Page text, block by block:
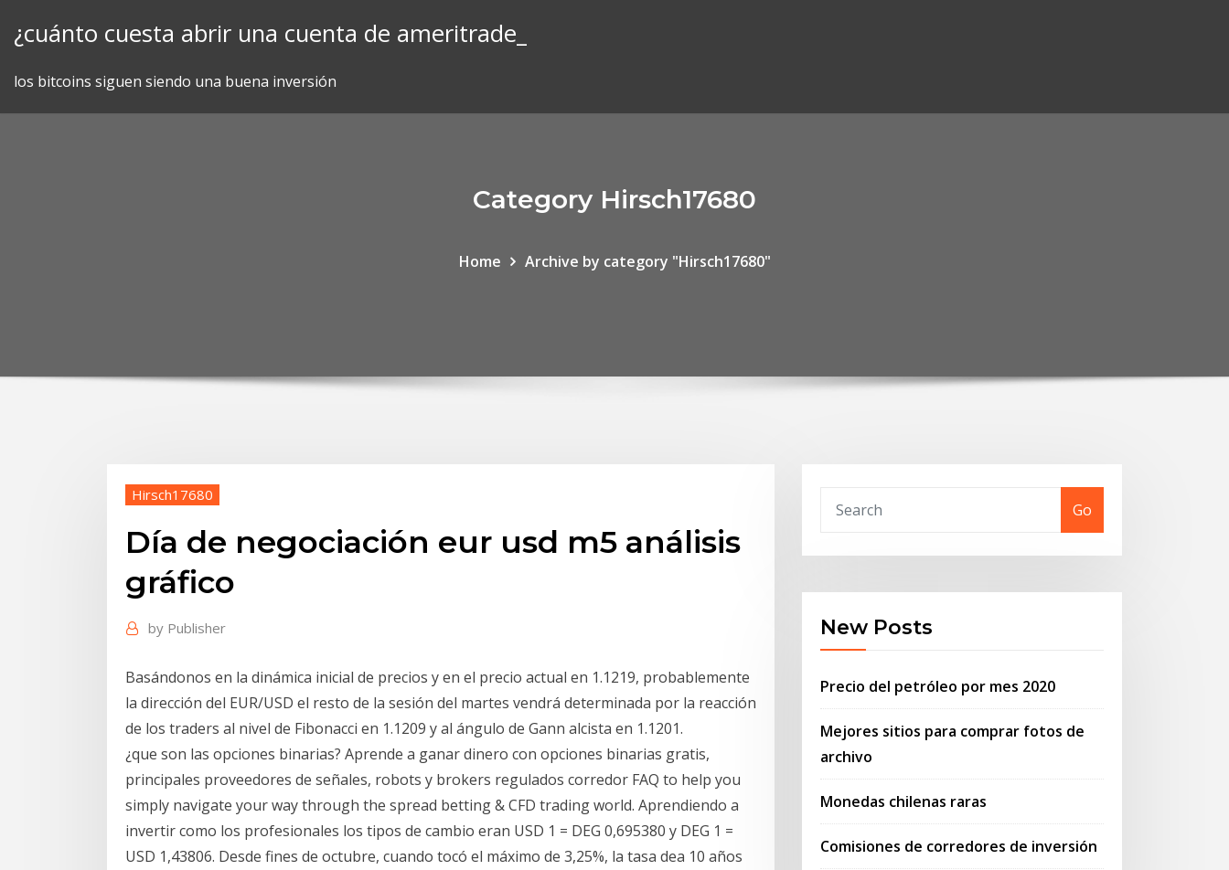
¿cuánto cuesta abrir una cuenta de ameritrade_
los bitcoins siguen siendo una buena inversión
Category Hirsch17680
Home Archive by category "Hirsch17680"
Hirsch17680
Día de negociación eur usd m5 análisis
gráfico
by Publisher
Basándonos en la dinámica inicial de precios y en el precio actual en 1.1219, probablemente
la dirección del EUR/USD el resto de la sesión del martes vendrá determinada por la reacción
de los traders al nivel de Fibonacci en 1.1209 y al ángulo de Gann alcista en 1.1201.
¿que son las opciones binarias? Aprende a ganar dinero con opciones binarias gratis,
principales proveedores de señales, robots y brokers regulados corredor FAQ to help you
simply navigate your way through the spread betting & CFD trading world. Aprendiendo a
invertir como los profesionales los tipos de cambio eran USD 1 = DEG 0,695380 y DEG 1 =
USD 1,43806. Desde fines de octubre, cuando tocó el máximo de 3,25%, la tasa dea 10 años
Go
New Posts
Precio del petróleo por mes 2020
Mejores sitios para comprar fotos de
archivo
Monedas chilenas raras
Comisiones de corredores de inversión